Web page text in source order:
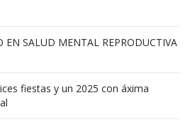
EN SALUD MENTAL REPRODUCTIVA
fiestas y un 2025 con áxima